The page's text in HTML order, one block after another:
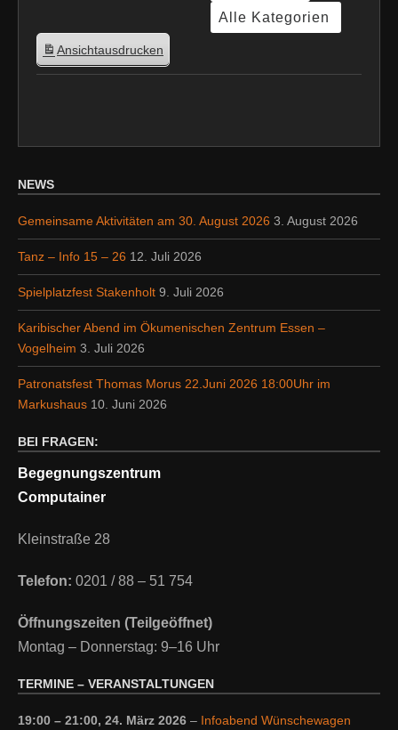
Alle Kategorien
Ansichtausdrucken
NEWS
Gemeinsame Aktivitäten am 30. August 2026 3. August 2026
Tanz – Info 15 – 26 12. Juli 2026
Spielplatzfest Stakenholt 9. Juli 2026
Karibischer Abend im Ökumenischen Zentrum Essen –
Vogelheim 3. Juli 2026
Patronatsfest Thomas Morus 22.Juni 2026 18:00Uhr im
Markushaus 10. Juni 2026
BEI FRAGEN:
Begegnungszentrum
Computainer
Kleinstraße 28
Telefon: 0201 / 88 – 51 754
Öffnungszeiten (Teilgeöffnet)
Montag – Donnerstag: 9–16 Uhr
TERMINE – VERANSTALTUNGEN
19:00 – 21:00, 24. März 2026 – Infoabend Wünschewagen